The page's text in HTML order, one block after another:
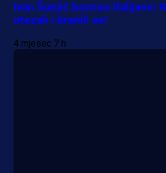
A Selekcija
Pogledajte gol:
trijumf Salzburga
Ivan Šunjić bocnuo Italijane:
otezali i branili se!
4 mjesec 7 h